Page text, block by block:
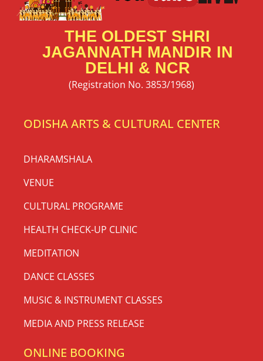
THE OLDEST SHRI
JAGANNATH MANDIR IN
DELHI & NCR
(Registration No. 3853/1968)
ODISHA ARTS & CULTURAL CENTER
DHARAMSHALA
VENUE
CULTURAL PROGRAME
HEALTH CHECK-UP CLINIC
MEDITATION
DANCE CLASSES
MUSIC & INSTRUMENT CLASSES
MEDIA AND PRESS RELEASE
ONLINE BOOKING